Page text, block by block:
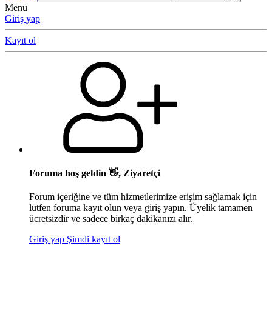
Menü
Giriş yap
Kayıt ol
Foruma hoş geldin 👋, Ziyaretçi
Forum içeriğine ve tüm hizmetlerimize erişim sağlamak için
lütfen foruma kayıt olun veya giriş yapın. Üyelik tamamen
ücretsizdir ve sadece birkaç dakikanızı alır.
Giriş yap Şimdi kayıt ol